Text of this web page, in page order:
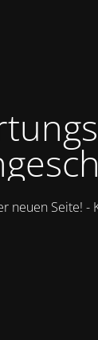
neuen Seite! -